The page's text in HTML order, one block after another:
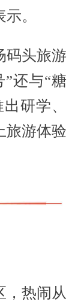
。
头旅游
还与“糖
研学、
旅游体验
热闹从